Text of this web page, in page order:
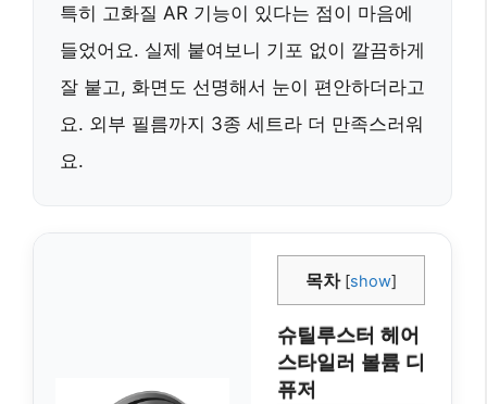
특히 고화질 AR 기능이 있다는 점이 마음에
들었어요. 실제 붙여보니 기포 없이 깔끔하게
잘 붙고, 화면도 선명해서 눈이 편안하더라고
요. 외부 필름까지 3종 세트라 더 만족스러워
요.
목차 [show]
슈틸루스터 헤어
스타일러 볼륨 디
퓨저